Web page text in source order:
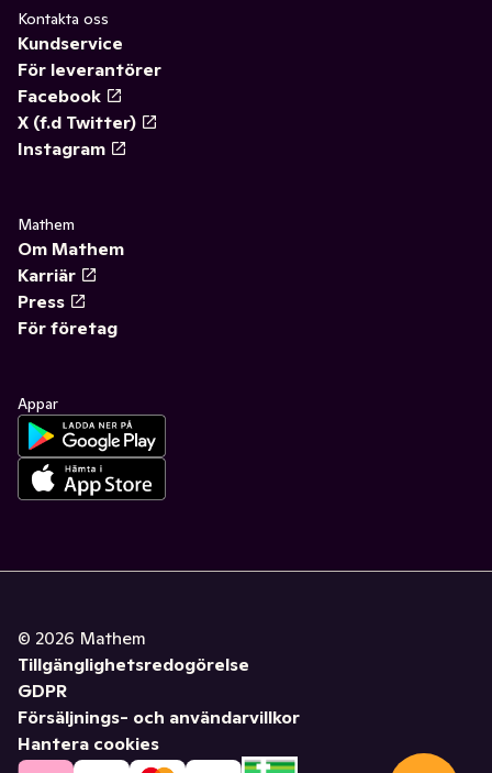
Kontakta oss
Kundservice
För leverantörer
Facebook
X (f.d Twitter)
Instagram
Mathem
Om Mathem
Karriär
Press
För företag
Appar
© 2026 Mathem
Tillgänglighetsredogörelse
GDPR
Försäljnings- och användarvillkor
Hantera cookies